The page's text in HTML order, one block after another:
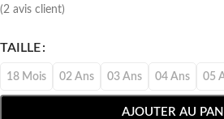
(2 avis client)
TAILLE
18 Mois 02 Ans 03 Ans 04 Ans 05
AJOUTER AU